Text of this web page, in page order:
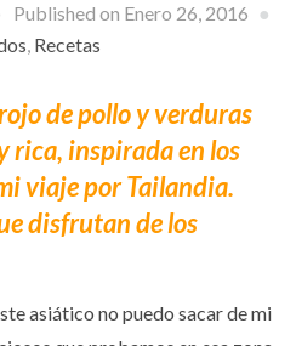
Published on Enero 26, 2016
, Recetas
de pollo y verduras
rica, inspirada en los
viaje por Tailandia.
disfrutan de los
asiático no puedo sacar de mi